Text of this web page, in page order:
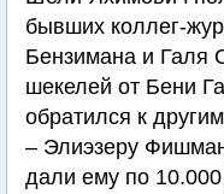
бывших коллег-
Бензимана и Галя
шекелей от Бени
обратился к
– Элиэзеру
дали ему по